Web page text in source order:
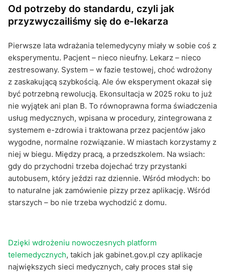
Od potrzeby do standardu, czyli jak
przyzwyczailiśmy się do e-lekarza
Pierwsze lata wdrażania telemedycyny miały w sobie coś z
eksperymentu. Pacjent – nieco nieufny. Lekarz – nieco
zestresowany. System – w fazie testowej, choć wdrożony
z zaskakującą szybkością. Ale ów eksperyment okazał się
być potrzebną rewolucją. Ekonsultacja w 2025 roku to już
nie wyjątek ani plan B. To równoprawna forma świadczenia
usług medycznych, wpisana w procedury, zintegrowana z
systemem e-zdrowia i traktowana przez pacjentów jako
wygodne, normalne rozwiązanie. W miastach korzystamy z
niej w biegu. Między pracą, a przedszkolem. Na wsiach:
gdy do przychodni trzeba dojechać trzy przystanki
autobusem, który jeździ raz dziennie. Wśród młodych: bo
to naturalne jak zamówienie pizzy przez aplikację. Wśród
starszych – bo nie trzeba wychodzić z domu.
Dzięki wdrożeniu nowoczesnych platform
telemedycznych, takich jak gabinet.gov.pl czy aplikacje
największych sieci medycznych, cały proces stał się